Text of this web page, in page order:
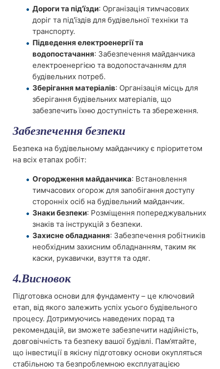
Дороги та під'їзди: Організація тимчасових
доріг та під'їздів для будівельної техніки та
транспорту.
Підведення електроенергії та
водопостачання: Забезпечення майданчика
електроенергією та водопостачанням для
будівельних потреб.
Зберігання матеріалів: Організація місць для
зберігання будівельних матеріалів, що
забезпечить їхню доступність та збереження.
Забезпечення безпеки
Безпека на будівельному майданчику є пріоритетом
на всіх етапах робіт:
Огородження майданчика: Встановлення
тимчасових огорож для запобігання доступу
сторонніх осіб на будівельний майданчик.
Знаки безпеки: Розміщення попереджувальних
знаків та інструкцій з безпеки.
Захисне обладнання: Забезпечення робітників
необхідним захисним обладнанням, таким як
каски, рукавички, взуття та одяг.
4.Висновок
Підготовка основи для фундаменту – це ключовий
етап, від якого залежить успіх усього будівельного
процесу. Дотримуючись наведених порад та
рекомендацій, ви зможете забезпечити надійність,
довговічність та безпеку вашої будівлі. Пам’ятайте,
що інвестиції в якісну підготовку основи окупляться
стабільною та безпроблемною експлуатацією